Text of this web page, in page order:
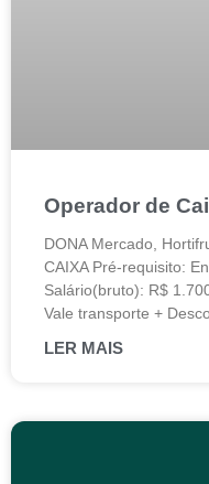
Operador de
DONA Mercado,
CAIXA Pré-requisito:
Salário(bruto): R$
Vale transporte +
LER MAIS